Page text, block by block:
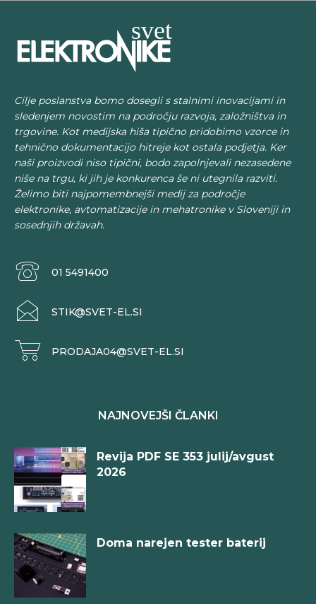
Cilje poslanstva bomo dosegli s stalnimi inovacijami in
sledenjem novostim na področju razvoja, založništva in
trgovine. Kot medijska hiša tipično pridobimo vzorce in
tehnično dokumentacijo hitreje kot ostala podjetja. Ker
naši proizvodi niso tipični, bodo zapolnjevali nezasedene
niše na trgu, ki jih je konkurenca še ni utegnila razviti.
Želimo biti najpomembnejši medij za področje
elektronike, avtomatizacije in mehatronike v Sloveniji in
sosednjih državah.
01 5491400
STIK@SVET-EL.SI
PRODAJA04@SVET-EL.SI
NAJNOVEJŠI ČLANKI
Revija PDF SE 353 julij/avgust
2026
Doma narejen tester baterij